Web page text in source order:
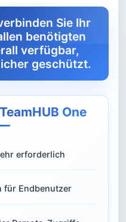
Sie Ihr
benötigten
verfügbar,
geschützt.
One